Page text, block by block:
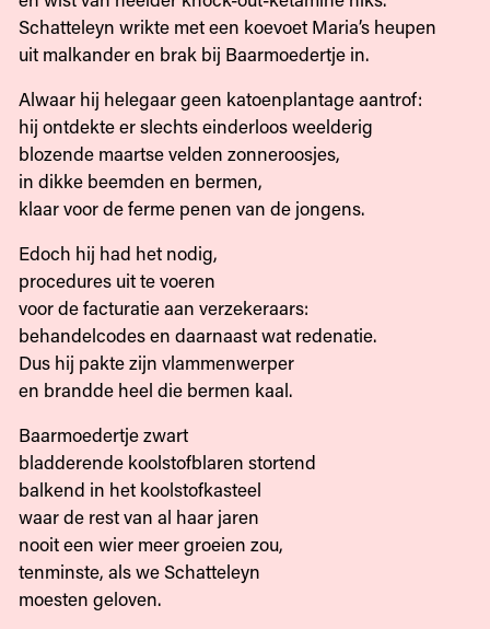
Schatteleyn wrikte met een koevoet Maria’s heupen
uit malkander en brak bij Baarmoedertje in.
Alwaar hij helegaar geen katoenplantage aantrof:
hij ontdekte er slechts einderloos weelderig
blozende maartse velden zonneroosjes,
in dikke beemden en bermen,
klaar voor de ferme penen van de jongens.
Edoch hij had het nodig,
procedures uit te voeren
voor de facturatie aan verzekeraars:
behandelcodes en daarnaast wat redenatie.
Dus hij pakte zijn vlammenwerper
en brandde heel die bermen kaal.
Baarmoedertje zwart
bladderende koolstofblaren stortend
balkend in het koolstofkasteel
waar de rest van al haar jaren
nooit een wier meer groeien zou,
tenminste, als we Schatteleyn
moesten geloven.